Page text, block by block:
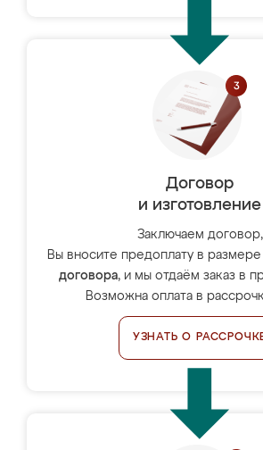
Договор
и изготовление
Заключаем договор,
Вы вносите предоплату в размере
договора, и мы отдаём заказ в
Возможна оплата в
УЗНАТЬ О